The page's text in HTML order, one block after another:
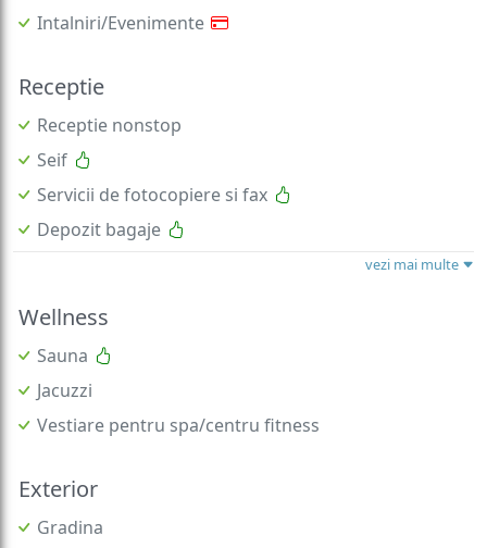
Intalniri/Evenimente
Receptie
Receptie nonstop
Seif
Servicii de fotocopiere si fax
Depozit bagaje
vezi mai multe
Wellness
Sauna
Jacuzzi
Vestiare pentru spa/centru fitness
Exterior
Gradina